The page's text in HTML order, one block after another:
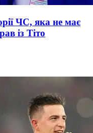
ЧС, яка не має
із Тіто